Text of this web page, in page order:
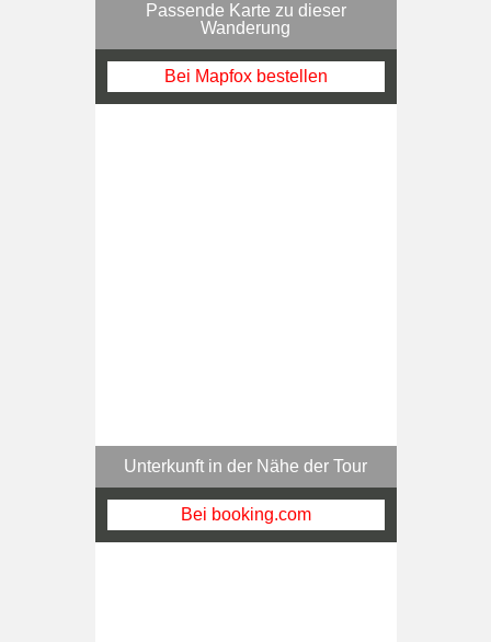
Passende Karte zu dieser
Wanderung
Bei Mapfox bestellen
Unterkunft in der Nähe der Tour
Bei booking.com